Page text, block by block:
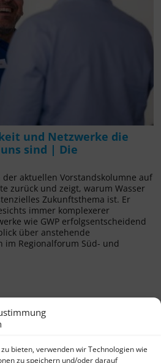
bieten, verwenden wir Technologien wie
zu speichern und/oder darauf
und Netzwerke die
sind | Die
aktuellen Vorstandskolumne auf
zurück und zeigt, warum Wasser
Zukunftsthema ist. Er
immer komplexerer
wie GWP erfolgsentscheidend
über anstehende
im Regionalforum Süd- und